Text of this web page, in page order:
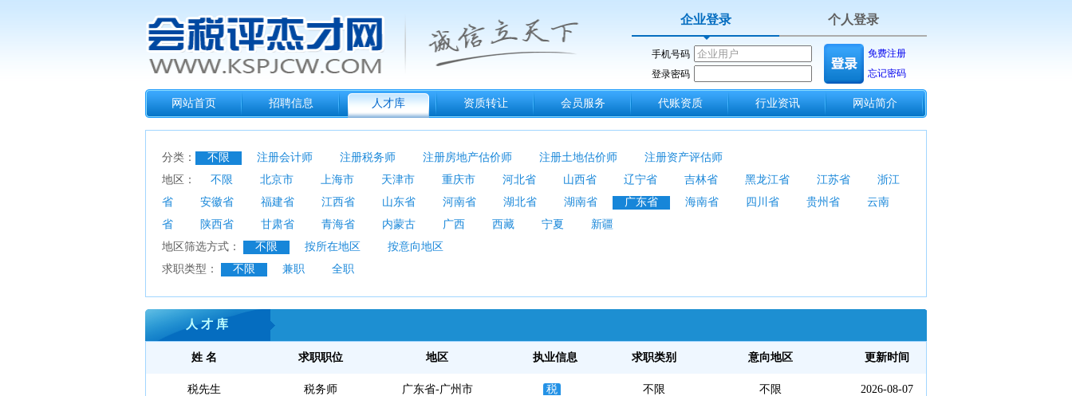
企业登录 个人登录
手机号码
免费注册
登录密码
忘记密码
网站首页 招聘信息 人才库 资质转让 会员服务 代账资质 行业资讯 网站简介
分类： 不限 注册会计师 注册税务师 注册房地产估价师 注册土地估价师
注册资产评估师
地区：
不限 北京市 上海市 天津市 重庆市 河北省 山西省 辽宁省 吉林省 黑龙江省 江苏省
浙江
省
安徽省 福建省 江西省 山东省 河南省 湖北省 湖南省 广东省 海南省 四川省 贵州省
云南
省
陕西省 甘肃省 青海省 内蒙古 广西 西藏 宁夏
新疆
地区筛选方式：
不限 按所在地区
按意向地区
求职类型：
不限 兼职 全职
人 才 库
姓 名 求职职位 地区 执业信息 求职类别 意向地区 更新时间
税先生 税务师 广东省-广州市 税 不限 不限 2026-08-07